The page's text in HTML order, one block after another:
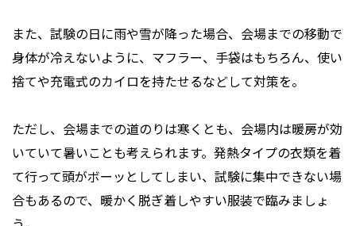
また、試験の日に雨や雪が降った場合、会場までの移動で
身体が冷えないように、マフラー、手袋はもちろん、使い
捨てや充電式のカイロを持たせるなどして対策を。
ただし、会場までの道のりは寒くとも、会場内は暖房が効
いていて暑いことも考えられます。発熱タイプの衣類を着
て行って頭がボーッとしてしまい、試験に集中できない場
合もあるので、暖かく脱ぎ着しやすい服装で臨みましょ